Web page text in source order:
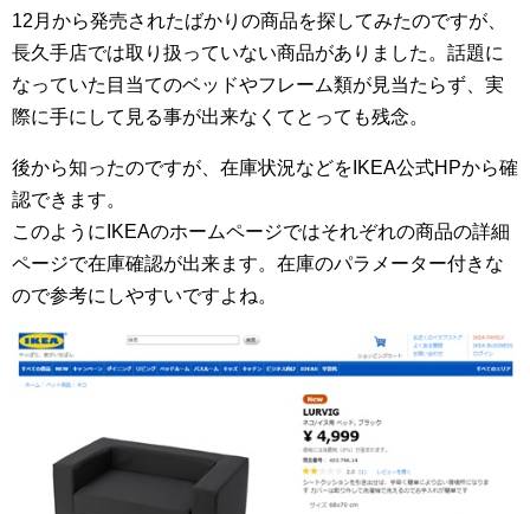
12月から発売されたばかりの商品を探してみたのですが、
長久手店では取り扱っていない商品がありました。話題に
なっていた目当てのベッドやフレーム類が見当たらず、実
際に手にして見る事が出来なくてとっても残念。
後から知ったのですが、在庫状況などをIKEA公式HPから確
認できます。
このようにIKEAのホームページではそれぞれの商品の詳細
ページで在庫確認が出来ます。在庫のパラメーター付きな
ので参考にしやすいですよね。